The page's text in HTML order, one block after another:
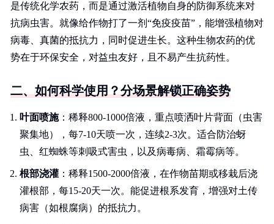
是传统化学农药，而是通过激活植物自身的防御系统来对
抗病虫害。就像给作物打了一剂“免疫疫苗”，能增强植物对
病毒、真菌的抵抗力，同时促进生长。这种生物农药的优
势在于环保安全，对益虫友好，且不易产生抗药性。
二、如何科学使用？分场景解锁正确姿势
叶面喷施：稀释800-1000倍液，重点喷洒叶片背面（虫害
聚集地），每7-10天喷一次，连续2-3次。适合防治蚜
虫、红蜘蛛等刺吸式害虫，以及病毒病、霜霉病等。
根部浇灌 ：稀释1500-2000倍液，在作物苗期或移栽后浇
灌根部，每15-20天一次。能促进根系发育，增强对土传
病害（如根腐病）的抵抗力。